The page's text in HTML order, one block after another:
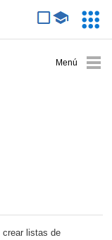
crear listas de